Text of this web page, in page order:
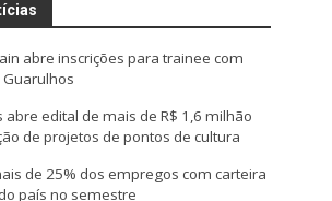
abre inscrições para trainee com
abre edital de mais de R$ 1,6 milhão
de projetos de pontos de cultura
de 25% dos empregos com carteira
país no semestre